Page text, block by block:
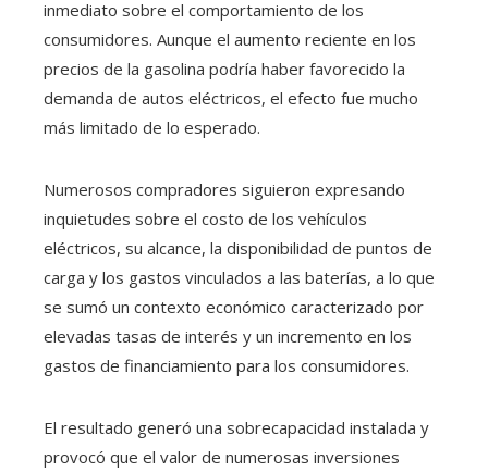
inmediato sobre el comportamiento de los
consumidores. Aunque el aumento reciente en los
precios de la gasolina podría haber favorecido la
demanda de autos eléctricos, el efecto fue mucho
más limitado de lo esperado.
Numerosos compradores siguieron expresando
inquietudes sobre el costo de los vehículos
eléctricos, su alcance, la disponibilidad de puntos de
carga y los gastos vinculados a las baterías, a lo que
se sumó un contexto económico caracterizado por
elevadas tasas de interés y un incremento en los
gastos de financiamiento para los consumidores.
El resultado generó una sobrecapacidad instalada y
provocó que el valor de numerosas inversiones